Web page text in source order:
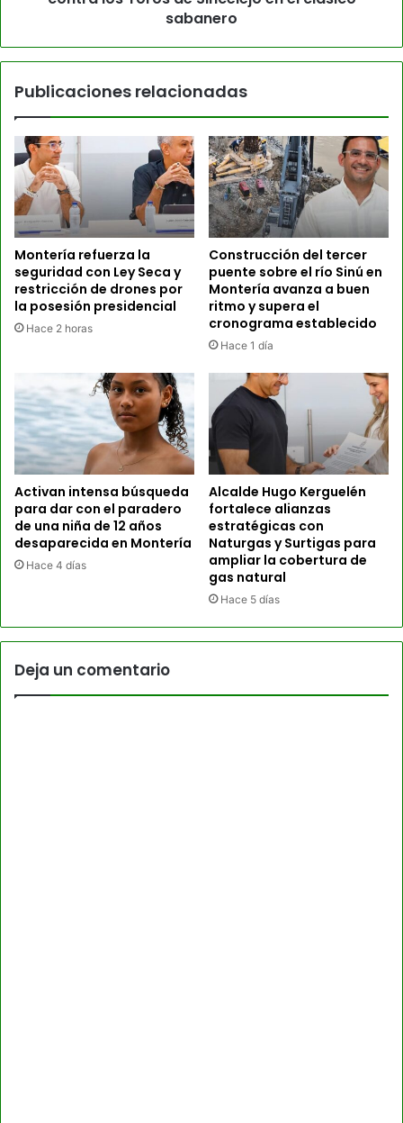
sabanero
Publicaciones relacionadas
Montería refuerza la
seguridad con Ley Seca y
restricción de drones por
la posesión presidencial
Hace 2 horas
Construcción del tercer
puente sobre el río Sinú en
Montería avanza a buen
ritmo y supera el
cronograma establecido
Hace 1 día
Activan intensa búsqueda
para dar con el paradero
de una niña de 12 años
desaparecida en Montería
Hace 4 días
Alcalde Hugo Kerguelén
fortalece alianzas
estratégicas con
Naturgas y Surtigas para
ampliar la cobertura de
gas natural
Hace 5 días
Deja un comentario